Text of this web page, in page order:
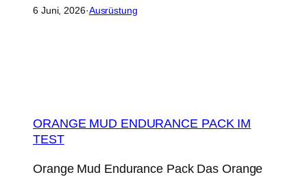
6 Juni, 2026·Ausrüstung
ORANGE MUD ENDURANCE PACK IM
TEST
Orange Mud Endurance Pack Das Orange